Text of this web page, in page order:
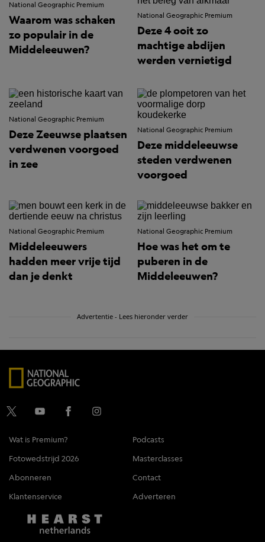
National Geographic Premium
Waarom was schaken
zo populair in de
Middeleeuwen?
National Geographic Premium
Deze 4 ooit zo
machtige abdijen
werden vernietigd
National Geographic Premium
Deze Zeeuwse plaatsen
verdwenen voorgoed
in zee
National Geographic Premium
Deze middeleeuwse
steden verdwenen
voorgoed
National Geographic Premium
Middeleeuwers
hadden meer vrije tijd
dan je denkt
National Geographic Premium
Hoe was het om te
puberen in de
Middeleeuwen?
Advertentie - Lees hieronder verder
Wat is Premium?
Podcasts
Fotowedstrijd 2026
Masterclasses
Abonneren
Contact
Klantenservice
Adverteren